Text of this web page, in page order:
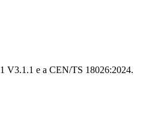
V3.1.1 e a CEN/TS 18026:2024.